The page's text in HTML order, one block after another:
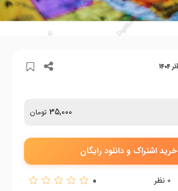
35,000 تومان
خرید اشتراک و دانلود رایگان
0 نظر 0